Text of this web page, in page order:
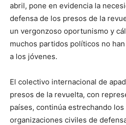
abril, pone en evidencia la
defensa de los presos de la
un vergonzoso oportunismo y
muchos partidos políticos no
a los jóvenes.
El colectivo internacional de
presos de la revuelta, con
países, continúa estrechando los
organizaciones civiles de